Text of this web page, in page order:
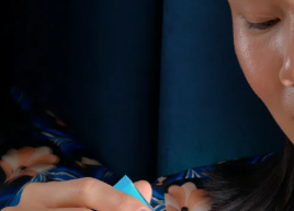
FAQ™ Pure Beauty-Tech Elixir
issa™ Teeth Whitening Set
Deutsch
Italiano
Türkçe